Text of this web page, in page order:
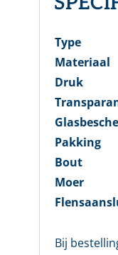
Type
Materiaal
Druk
Pakking
Bout
Moer
Bij